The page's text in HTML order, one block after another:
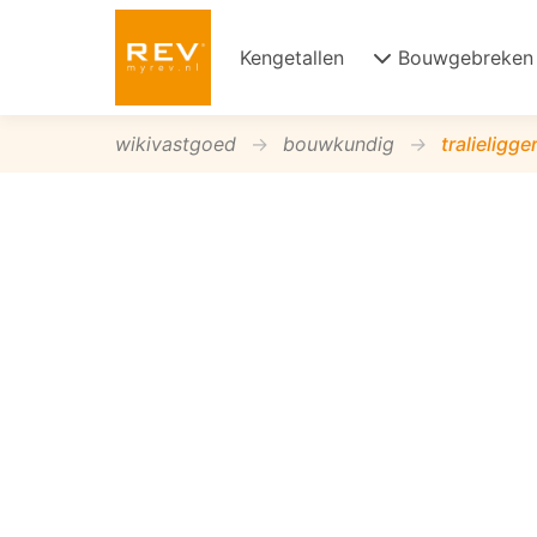
Kengetallen Bouwgebreken
wikivastgoed bouwkundig tralieligger